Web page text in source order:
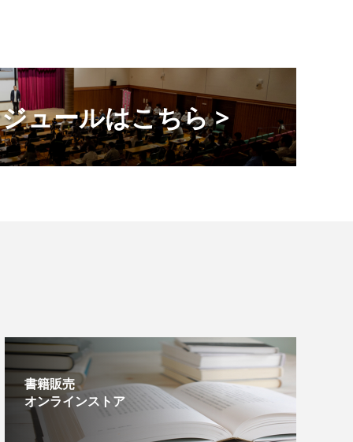
ュールはこちら >
書籍販売
オンラインストア